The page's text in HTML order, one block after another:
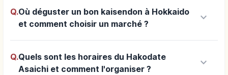
Q.Où déguster un bon kaisendon à Hokkaido
et comment choisir un marché ?
keyboard_arrow_down
Q.Quels sont les horaires du Hakodate
Asaichi et comment l'organiser ?
keyboard_arrow_down